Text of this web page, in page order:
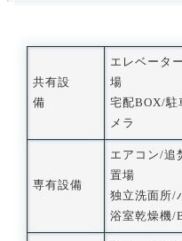
共有設
備
エレベータ
場
宅配BOX/駐
メラ
専有設備
エアコン/追
置場
独立洗面所/
浴室乾燥機/